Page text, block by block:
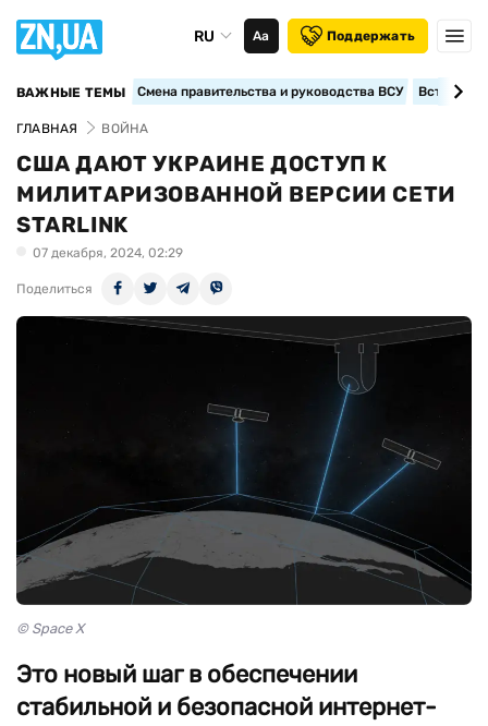
RU Аа Поддержать
ВАЖНЫЕ ТЕМЫ Смена правительства и руководства ВСУ
ГЛАВНАЯ ВОЙНА
США ДАЮТ УКРАИНЕ ДОСТУП К
МИЛИТАРИЗОВАННОЙ ВЕРСИИ СЕТИ
STARLINK
07 декабря, 2024, 02:29
Поделиться
© Space X
Это новый шаг в обеспечении
стабильной и безопасной интернет-